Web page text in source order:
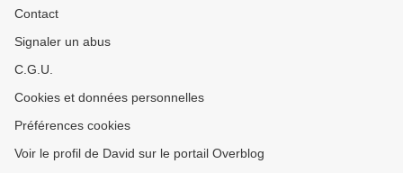
Contact
Signaler un abus
C.G.U.
Cookies et données personnelles
Préférences cookies
Voir le profil de David sur le portail Overblog